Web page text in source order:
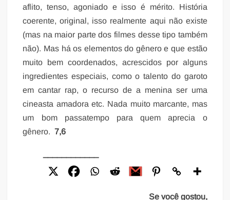
aflito, tenso, agoniado e isso é mérito. História
coerente, original, isso realmente aqui não existe
(mas na maior parte dos filmes desse tipo também
não). Mas há os elementos do gênero e que estão
muito bem coordenados, acrescidos por alguns
ingredientes especiais, como o talento do garoto
em cantar rap, o recurso de a menina ser uma
cineasta amadora etc. Nada muito marcante, mas
um bom passatempo para quem aprecia o
gênero.7,6
Se você gostou,